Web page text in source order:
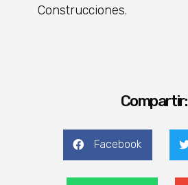
Construcciones.
Compartir:
Facebook